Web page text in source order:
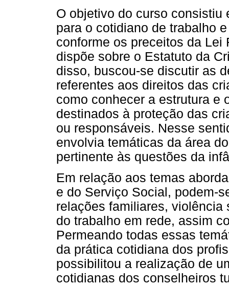
O objetivo do curso consistiu
para o cotidiano de trabalho
conforme os preceitos da Lei
dispõe sobre o Estatuto da
disso, buscou-se discutir as
referentes aos direitos das
como conhecer a estrutura e
destinados à proteção das
ou responsáveis. Nesse
envolvia temáticas da área
pertinente às questões da
Em relação aos temas
e do Serviço Social, podem-
relações familiares,
do trabalho em rede, assim
Permeando todas essas
da prática cotidiana dos
possibilitou a realização de
cotidianas dos conselheiros